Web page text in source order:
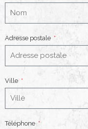
Adresse postale
Ville
Téléphone